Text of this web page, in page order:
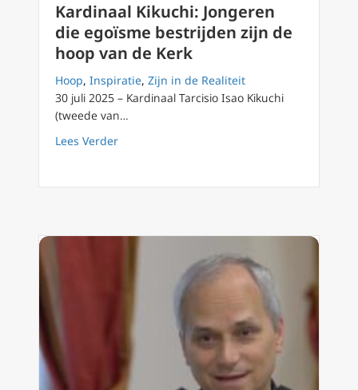
Kardinaal Kikuchi: Jongeren
die egoïsme bestrijden zijn de
hoop van de Kerk
Hoop, Inspiratie, Zijn in de Realiteit
30 juli 2025 – Kardinaal Tarcisio Isao Kikuchi
(tweede van…
Lees Verderabout Kardinaal Kikuchi: Jongeren die